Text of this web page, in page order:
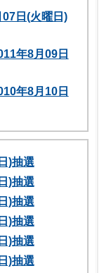
日(火曜日)
年8月09日
年8月10日
)抽選
)抽選
)抽選
)抽選
)抽選
)抽選